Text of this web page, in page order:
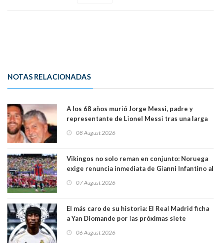
NOTAS RELACIONADAS
A los 68 años murió Jorge Messi, padre y
representante de Lionel Messi tras una larga
08 August 2026
Vikingos no solo reman en conjunto: Noruega
exige renuncia inmediata de Gianni Infantino al
07 August 2026
El más caro de su historia: El Real Madrid ficha
a Yan Diomande por las próximas siete
06 August 2026